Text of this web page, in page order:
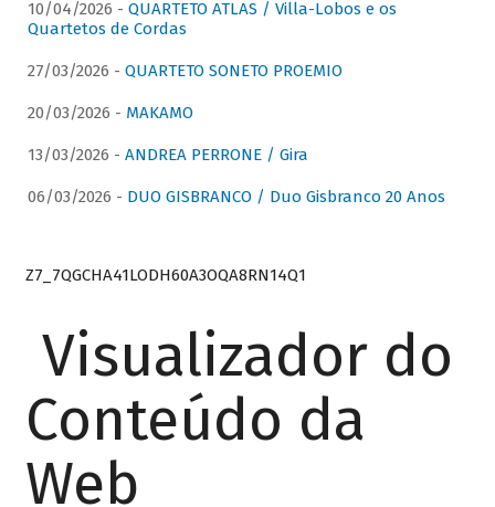
10/04/2026 - QUARTETO ATLAS / Villa-Lobos e os
Quartetos de Cordas
27/03/2026 - QUARTETO SONETO PROEMIO
20/03/2026 - MAKAMO
13/03/2026 - ANDREA PERRONE / Gira
06/03/2026 - DUO GISBRANCO / Duo Gisbranco 20 Anos
Z7_7QGCHA41LODH60A3OQA8RN14Q1
Visualizador do
Conteúdo da
Web